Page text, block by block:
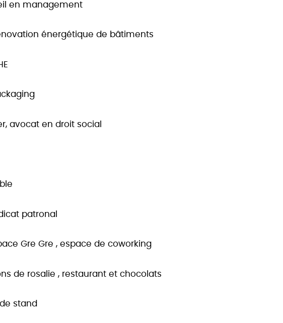
en management
énergétique de bâtiments
avocat en droit social
patronal
Gre Gre , espace de coworking
de rosalie , restaurant et chocolats
stand